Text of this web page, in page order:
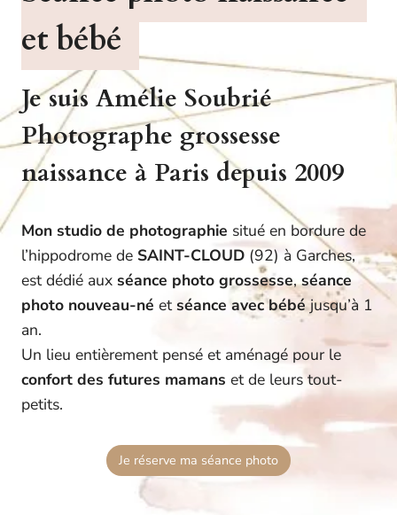
et bébé
Je suis Amélie Soubrié
Photographe grossesse
naissance à Paris depuis 2009
Mon studio de photographie situé en bordure de
l’hippodrome de SAINT-CLOUD (92) à Garches,
est dédié aux séance photo grossesse,séance
photo nouveau-né et séance avec bébéjusqu’à 1
an.
Un lieu entièrement pensé et aménagé pour le
confort des futures mamans et de leurs tout-
petits.
Je réserve ma séance photo